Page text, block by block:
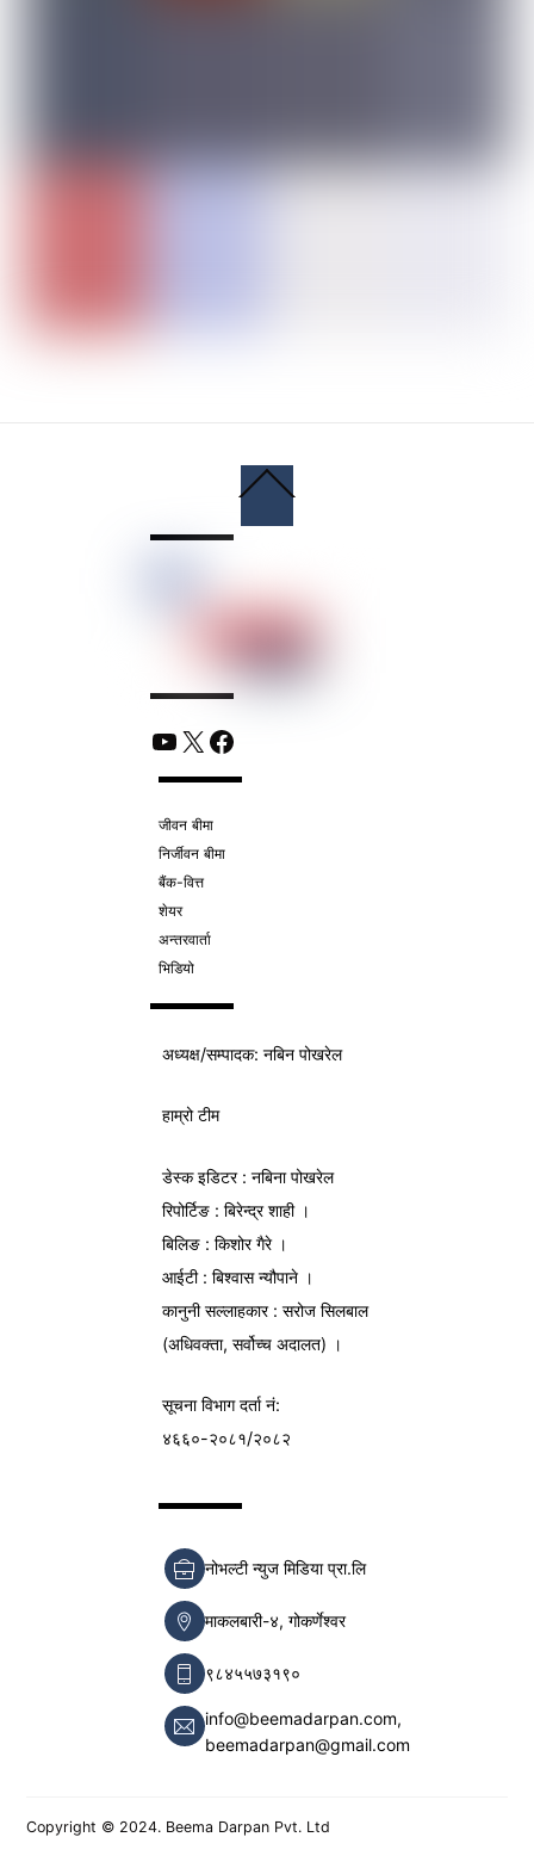
To
YouTube
X Facebook
जीवन बीमा
निर्जीवन बीमा
बैंक-वित्त
शेयर
अन्तरवार्ता
भिडियो
अध्यक्ष/सम्पादक: नबिन पोखरेल
हाम्रो टीम
डेस्क इडिटर : नबिना पोखरेल
रिपोर्टिङ : बिरेन्द्र शाही ।
बिलिङ : किशोर गैरे ।
आईटी : बिश्वास न्यौपाने ।
कानुनी सल्लाहकार : सरोज सिलबाल
(अधिवक्ता, सर्वोच्च अदालत) ।
सूचना विभागदर्ता नं:
४६६०-२०८१/२०८२
नोभल्टी न्युज मिडिया प्रा.लि
माकलबारी-४, गोकर्णेश्वर
९८४५५७३१९०
info@beemadarpan.com,
beemadarpan@gmail.com
Copyright © 2024. Beema Darpan Pvt. Ltd